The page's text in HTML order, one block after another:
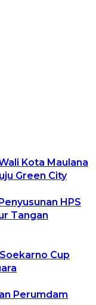
Kota Maulana
Green City
HPS
Tangan
Cup
Perumdam